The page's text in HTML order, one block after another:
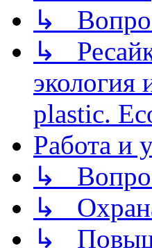
↳
↳
экология
plastic.
Работа и
↳
↳
↳